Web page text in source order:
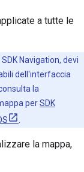
a tutte le
Navigation, devi
dell'interfaccia
la
perSDK
la mappa,